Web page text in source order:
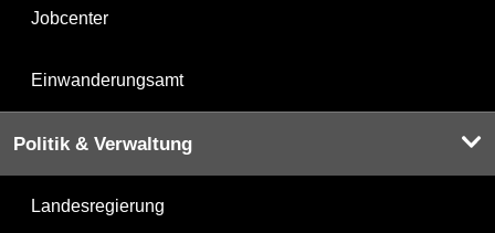
Jobcenter
Einwanderungsamt
Politik & Verwaltung
Landesregierung